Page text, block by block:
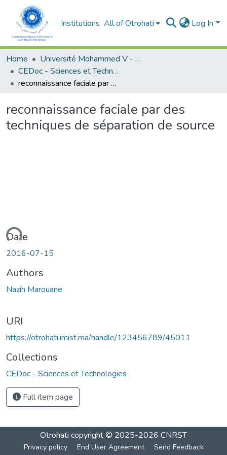
Institutions All of Otrohati Log In
Home
Université Mohammed V - Rabat
CEDoc - Sciences et Technologies
reconnaissance faciale par des techniques de séparation de source
reconnaissance faciale par des
techniques de séparation de source
Date
2016-07-15
Authors
Nazih Marouane
URI
https://otrohati.imist.ma/handle/123456789/45011
Collections
CEDoc - Sciences et Technologies
Full item page
Otrohati copyright © 2025-2026 CNRST
Privacy policy End User Agreement Send Feedback